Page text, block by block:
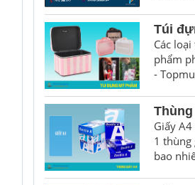
Túi
Các
phẩm
-
Giấy
1 thùng
bao